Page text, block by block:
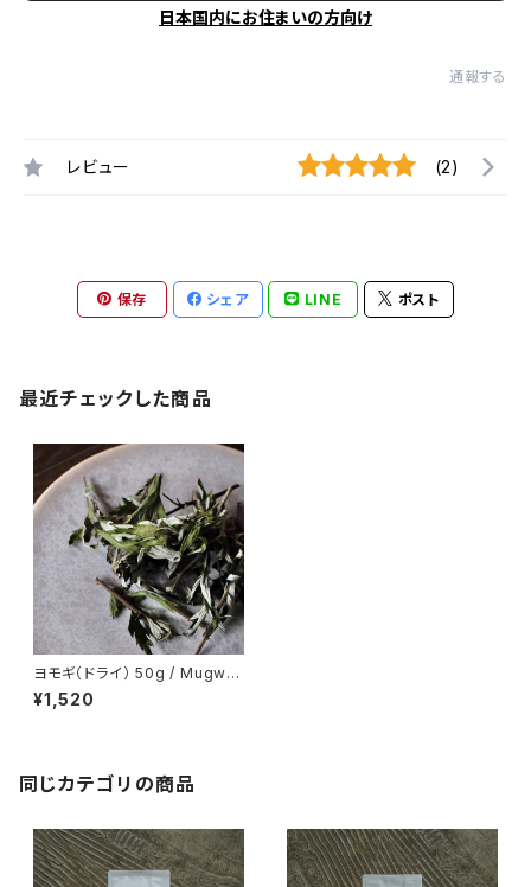
日本国内にお住まいの方向け
通報する
レビュー (2)
保存 シェア LINE ポスト
最近チェックした商品
ヨモギ（ドライ） 50g / Mugwor
t
¥1,520
同じカテゴリの商品